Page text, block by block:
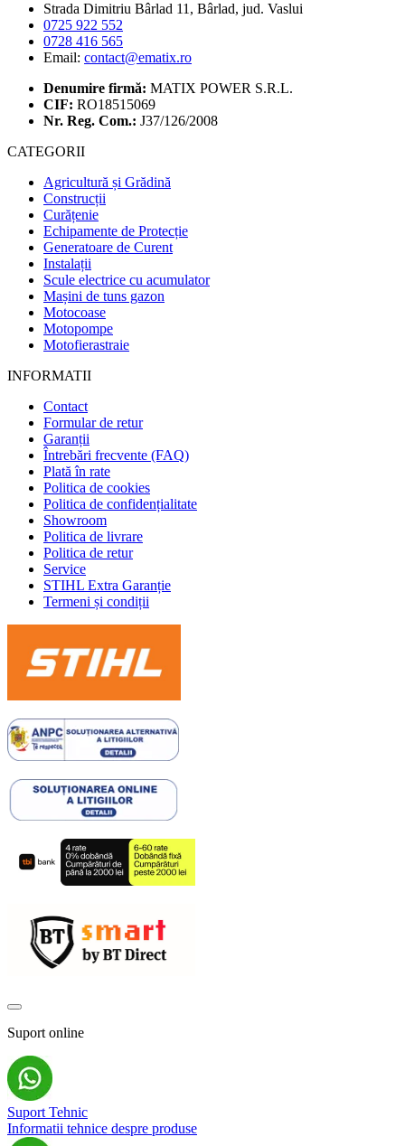
Strada Dimitriu Bârlad 11, Bârlad, jud. Vaslui
0725 922 552
0728 416 565
Email: contact@ematix.ro
Denumire firmă: MATIX POWER S.R.L.
CIF: RO18515069
Nr. Reg. Com.: J37/126/2008
CATEGORII
Agricultură și Grădină
Construcții
Curățenie
Echipamente de Protecție
Generatoare de Curent
Instalații
Scule electrice cu acumulator
Mașini de tuns gazon
Motocoase
Motopompe
Motofierastraie
INFORMATII
Contact
Formular de retur
Garanții
Întrebări frecvente (FAQ)
Plată în rate
Politica de cookies
Politica de confidențialitate
Showroom
Politica de livrare
Politica de retur
Service
STIHL Extra Garanție
Termeni și condiții
Suport online
Suport Tehnic
Informatii tehnice despre produse